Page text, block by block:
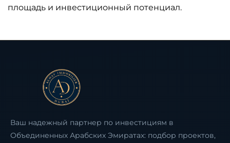
площадь и инвестиционный потенциал.
Ваш надежный партнер по инвестициям в
Объединенных Арабских Эмиратах: подбор проектов,